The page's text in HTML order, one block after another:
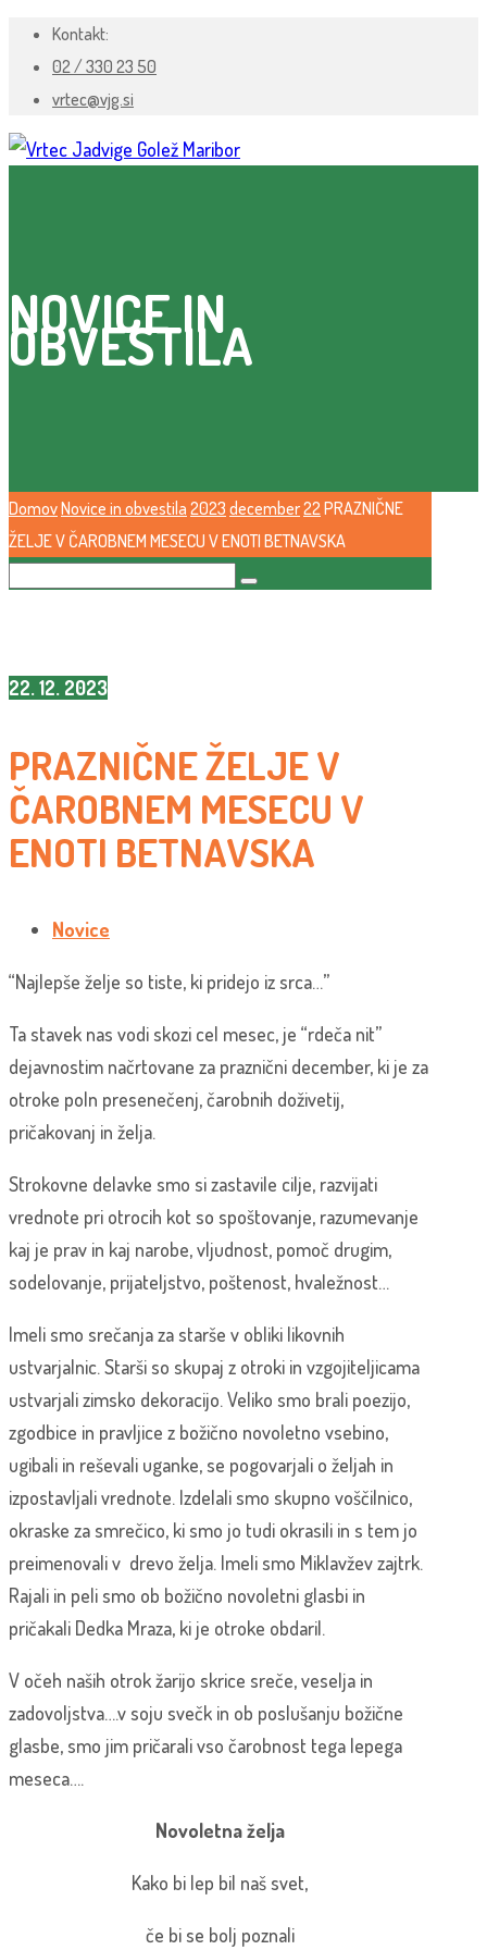
Kontakt:
02 / 330 23 50
vrtec@vjg.si
NOVICE IN
OBVESTILA
DomovNovice in obvestila 2023 december22PRAZNIČNE
ŽELJE V ČAROBNEM MESECU V ENOTI BETNAVSKA
22. 12. 2023
PRAZNIČNE ŽELJE V
ČAROBNEM MESECU V
ENOTI BETNAVSKA
Novice
“Najlepše želje so tiste, ki pridejo iz srca…”
Ta stavek nas vodi skozi cel mesec, je “rdeča nit”
dejavnostim načrtovane za praznični december, ki je za
otroke poln presenečenj, čarobnih doživetij,
pričakovanj in želja.
Strokovne delavke smo si zastavile cilje, razvijati
vrednote pri otrocih kot so spoštovanje, razumevanje
kaj je prav in kaj narobe, vljudnost, pomoč drugim,
sodelovanje, prijateljstvo, poštenost, hvaležnost…
Imeli smo srečanja za starše v obliki likovnih
ustvarjalnic. Starši so skupaj z otroki in vzgojiteljicama
ustvarjali zimsko dekoracijo. Veliko smo brali poezijo,
zgodbice in pravljice z božično novoletno vsebino,
ugibali in reševali uganke, se pogovarjali o željah in
izpostavljali vrednote. Izdelali smo skupno voščilnico,
okraske za smrečico, ki smo jo tudi okrasili in s tem jo
preimenovali v drevo želja. Imeli smo Miklavžev zajtrk.
Rajali in peli smo ob božično novoletni glasbi in
pričakali Dedka Mraza, ki je otroke obdaril.
V očeh naših otrok žarijo skrice sreče, veselja in
zadovoljstva….v soju svečk in ob poslušanju božične
glasbe, smo jim pričarali vso čarobnost tega lepega
meseca….
Novoletna želja
Kako bi lep bil naš svet,
če bi se bolj poznali